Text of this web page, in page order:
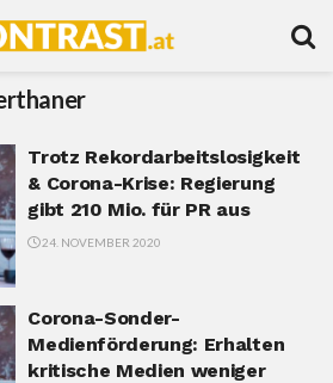
Trotz Rekordarbeitslosigkeit
& Corona-Krise: Regierung
gibt 210 Mio. für PR aus
24. NOVEMBER 2020
Corona-Sonder-
Medienförderung: Erhalten
kritische Medien weniger